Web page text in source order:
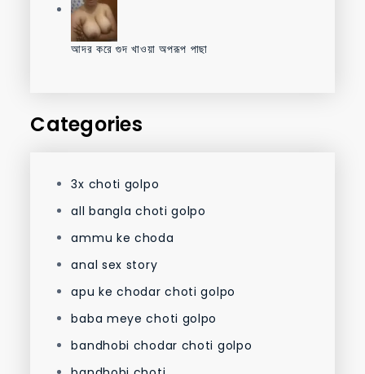
আদর করে গুদ খাওয়া অপরূপ পাছা
Categories
3x choti golpo
all bangla choti golpo
ammu ke choda
anal sex story
apu ke chodar choti golpo
baba meye choti golpo
bandhobi chodar choti golpo